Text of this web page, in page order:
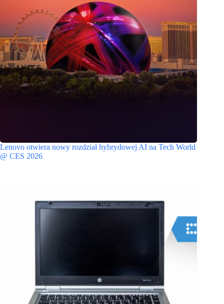
Lenovo otwiera nowy rozdział hybrydowej AI na Tech World
@ CES 2026